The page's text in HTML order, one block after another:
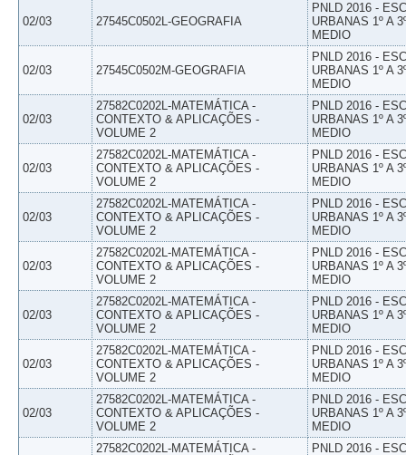
02/03 27545C0502L-GEOGRAFIA
PNLD 2016 -
URBANAS 1º A
MEDIO
02/03 27545C0502M-GEOGRAFIA
PNLD 2016 -
URBANAS 1º A
MEDIO
02/03
27582C0202L-MATEMÁTICA -
CONTEXTO & APLICAÇÕES -
VOLUME 2
PNLD 2016 -
URBANAS 1º A
MEDIO
02/03
27582C0202L-MATEMÁTICA -
CONTEXTO & APLICAÇÕES -
VOLUME 2
PNLD 2016 -
URBANAS 1º A
MEDIO
02/03
27582C0202L-MATEMÁTICA -
CONTEXTO & APLICAÇÕES -
VOLUME 2
PNLD 2016 -
URBANAS 1º A
MEDIO
02/03
27582C0202L-MATEMÁTICA -
CONTEXTO & APLICAÇÕES -
VOLUME 2
PNLD 2016 -
URBANAS 1º A
MEDIO
02/03
27582C0202L-MATEMÁTICA -
CONTEXTO & APLICAÇÕES -
VOLUME 2
PNLD 2016 -
URBANAS 1º A
MEDIO
02/03
27582C0202L-MATEMÁTICA -
CONTEXTO & APLICAÇÕES -
VOLUME 2
PNLD 2016 -
URBANAS 1º A
MEDIO
02/03
27582C0202L-MATEMÁTICA -
CONTEXTO & APLICAÇÕES -
VOLUME 2
PNLD 2016 -
URBANAS 1º A
MEDIO
27582C0202L-MATEMÁTICA -
PNLD 2016 -